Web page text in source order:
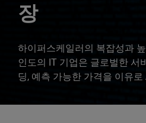
장
하이퍼스케일러의 복잡성과
인도의 IT 기업은 글로벌한 서
딩, 예측 가능한 가격을 이유